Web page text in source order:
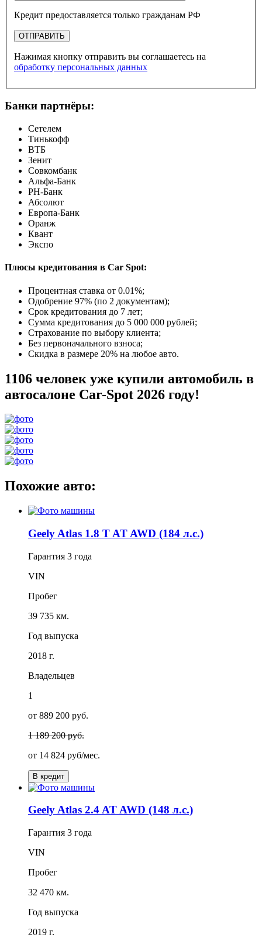
Кредит предоставляется только гражданам РФ
ОТПРАВИТЬ
Нажимая кнопку отправить вы соглашаетесь на
обработку персональных данных
Банки партнёры:
Сетелем
Тинькофф
ВТБ
Зенит
Совкомбанк
Альфа-Банк
РН-Банк
Абсолют
Европа-Банк
Оранж
Квант
Экспо
Плюсы кредитования в Car Spot:
Процентная ставка от 0.01%;
Одобрение 97% (по 2 документам);
Срок кредитования до 7 лет;
Сумма кредитования до 5 000 000 рублей;
Страхование по выбору клиента;
Без первоначального взноса;
Скидка в размере 20% на любое авто.
1106 человек уже купили автомобиль в
автосалоне Car-Spot 2026 году!
Похожие авто:
Geely Atlas 1.8 T AT AWD (184 л.с.)
Гарантия 3 года
VIN
Пробег
39 735 км.
Год выпуска
2018 г.
Владельцев
1
от 889 200 руб.
1 189 200 руб.
от 14 824 руб/мес.
В кредит
Geely Atlas 2.4 AT AWD (148 л.с.)
Гарантия 3 года
VIN
Пробег
32 470 км.
Год выпуска
2019 г.